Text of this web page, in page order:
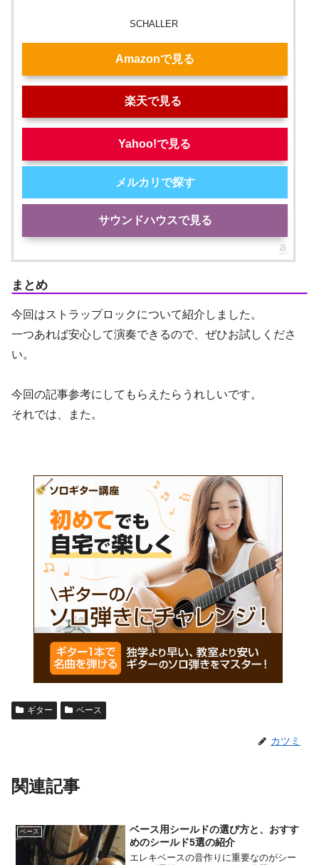
SCHALLER
Amazonで見る
楽天で見る
Yahoo!で見る
メルカリで探す
サウンドハウスで見る
まとめ
今回はストラップロックについて紹介しました。
一つあれば安心して演奏できるので、ぜひお試しくださ
い。
今回の記事参考にしてもらえたらうれしいです。
それでは、また。
ギター ベース
カツミ
関連記事
ベース
ベース用シールドの選び方と、おすす
めのシールド5選の紹介
エレキベースの音作りに重要なのがシー